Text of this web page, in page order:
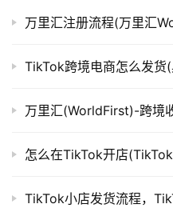
万里汇注册流程(万里汇
TikTok跨境电商怎么发货
万里汇(WorldFirst)-跨境
怎么在TikTok开店
TikTok小店发货流程，